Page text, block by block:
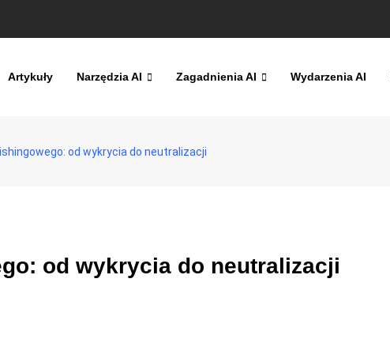
Artykuły Narzędzia AI Zagadnienia AI Wydarzenia AI
od wykrycia do neutralizacji
od wykrycia do neutralizacji